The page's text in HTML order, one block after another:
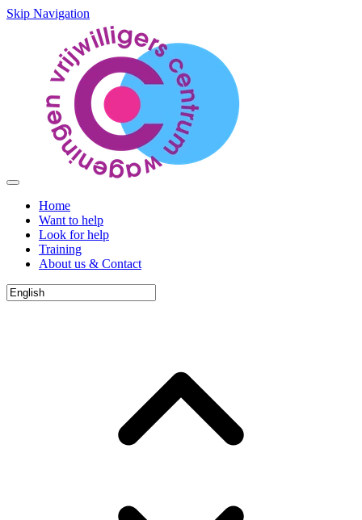
Skip Navigation
Home
Want to help
Look for help
Training
About us & Contact